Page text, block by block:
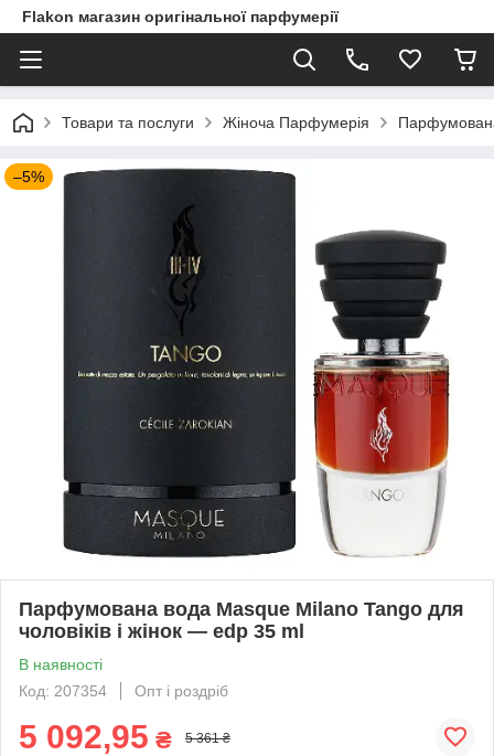
Flakon магазин оригінальної парфумерії
Товари та послуги Жіноча Парфумерія
–5%
Парфумована вода Masque Milano Tango для
чоловіків і жінок — edp 35 ml
В наявності
Код: 207354
Опт і роздріб
5 092,95 ₴ 5 361 ₴